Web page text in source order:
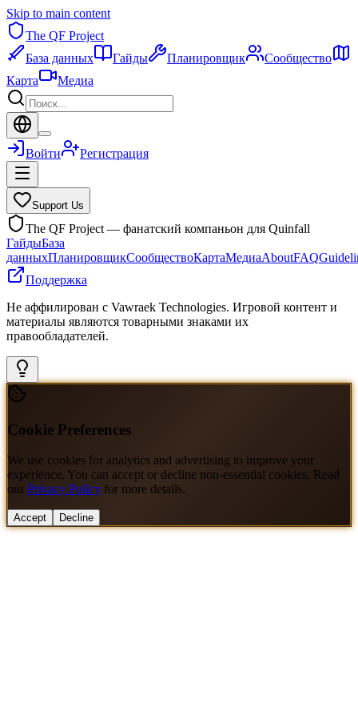
Skip to main content
The QF Project
База данных
Гайды Планировщик
Сообщество
Карта
Медиа
Войти Регистрация
Support Us
The QF Project — фанатский компаньон для Quinfall
ГайдыБаза
данныхПланировщикСообществоКартаМедиаAboutFAQ
Поддержка
Не аффилирован с Vawraek Technologies. Игровой контент и
материалы являются товарными знаками их
правообладателей.
Cookie Preferences
We use cookies for analytics and advertising to improve your
experience. You can accept or decline non-essential cookies. Read
our Privacy Policy for more details.
Accept Decline